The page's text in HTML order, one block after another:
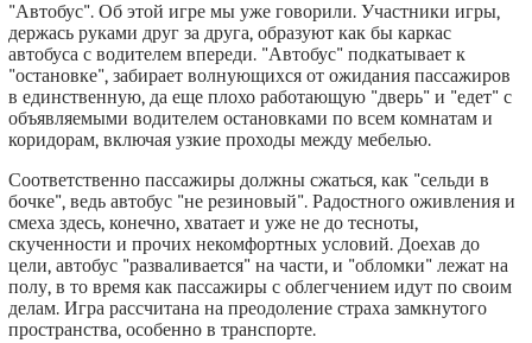
"Автобус". Об этой игре мы уже говорили. Участники игры,
держась руками друг за друга, образуют как бы каркас
автобуса с водителем впереди. "Автобус" подкатывает к
"остановке", забирает волнующихся от ожидания пассажиров
в единственную, да еще плохо работающую "дверь" и "едет" с
объявляемыми водителем остановками по всем комнатам и
коридорам, включая узкие проходы между мебелью.
Соответственно пассажиры должны сжаться, как "сельди в
бочке", ведь автобус "не резиновый". Радостного оживления и
смеха здесь, конечно, хватает и уже не до тесноты,
скученности и прочих некомфортных условий. Доехав до
цели, автобус "разваливается" на части, и "обломки" лежат на
полу, в то время как пассажиры с облегчением идут по своим
делам. Игра рассчитана на преодоление страха замкнутого
пространства, особенно в транспорте.